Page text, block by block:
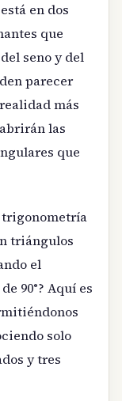
en dos
que
seno y del
parecer
más
las
que
trigonometría
triángulos
el
90°? Aquí es
solo
y tres